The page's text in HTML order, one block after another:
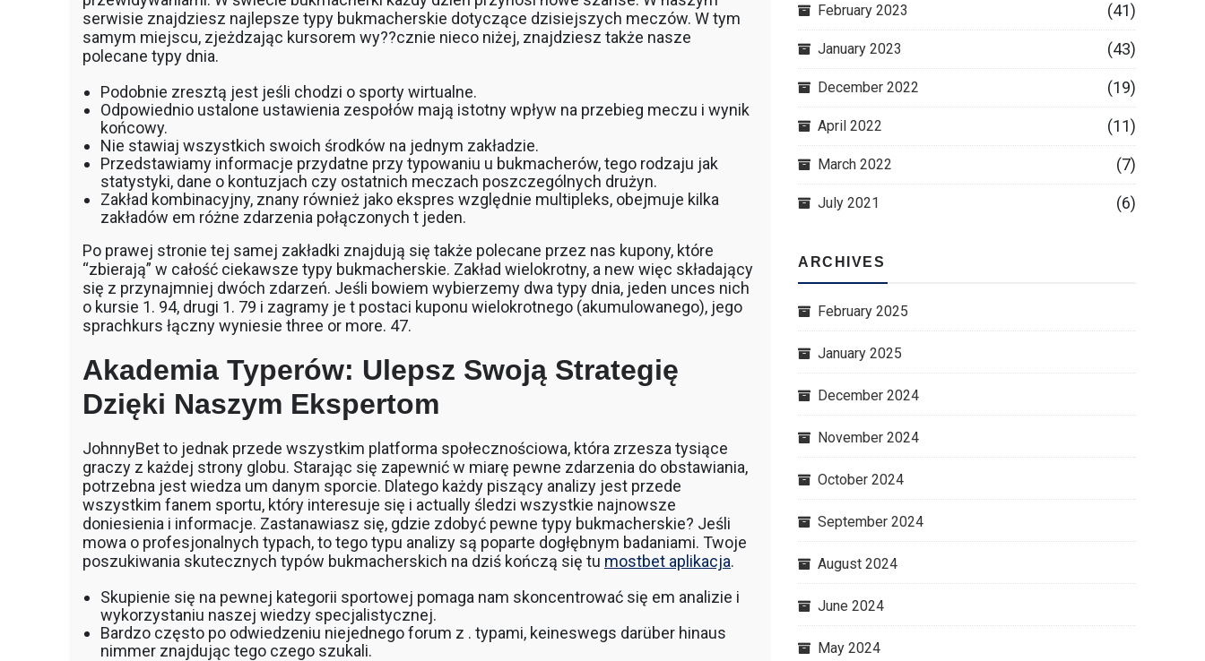
serwisie znajdziesz najlepsze typy bukmacherskie dotyczące dzisiejszych meczów. W tym
samym miejscu, zjeżdzając kursorem wy??cznie nieco niżej, znajdziesz także nasze
polecane typy dnia.
Podobnie zresztą jest jeśli chodzi o sporty wirtualne.
Odpowiednio ustalone ustawienia zespołów mają istotny wpływ na przebieg meczu i wynik
końcowy.
Nie stawiaj wszystkich swoich środków na jednym zakładzie.
Przedstawiamy informacje przydatne przy typowaniu u bukmacherów, tego rodzaju jak
statystyki, dane o kontuzjach czy ostatnich meczach poszczególnych drużyn.
Zakład kombinacyjny, znany również jako ekspres względnie multipleks, obejmuje kilka
zakładów em różne zdarzenia połączonych t jeden.
Po prawej stronie tej samej zakładki znajdują się także polecane przez nas kupony, które
“zbierają” w całość ciekawsze typy bukmacherskie. Zakład wielokrotny, a new więc składający
się z przynajmniej dwóch zdarzeń. Jeśli bowiem wybierzemy dwa typy dnia, jeden unces nich
o kursie 1. 94, drugi 1. 79 i zagramy je t postaci kuponu wielokrotnego (akumulowanego), jego
sprachkurs łączny wyniesie three or more. 47.
Akademia Typerów: Ulepsz Swoją Strategię
Dzięki Naszym Ekspertom
JohnnyBet to jednak przede wszystkim platforma społecznościowa, która zrzesza tysiące
graczy z każdej strony globu. Starając się zapewnić w miarę pewne zdarzenia do obstawiania,
potrzebna jest wiedza um danym sporcie. Dlatego każdy piszący analizy jest przede
wszystkim fanem sportu, który interesuje się i actually śledzi wszystkie najnowsze
doniesienia i informacje. Zastanawiasz się, gdzie zdobyć pewne typy bukmacherskie? Jeśli
mowa o profesjonalnych typach, to tego typu analizy są poparte dogłębnym badaniami. Twoje
poszukiwania skutecznych typów bukmacherskich na dziś kończą się tu mostbet aplikacja.
Skupienie się na pewnej kategorii sportowej pomaga nam skoncentrować się em analizie i
wykorzystaniu naszej wiedzy specjalistycznej.
Bardzo często po odwiedzeniu niejednego forum z . typami, keineswegs darüber hinaus
nimmer znajdując tego czego szukali.
February 2023 (41)
January 2023 (43)
December 2022 (19)
April 2022 (11)
March 2022 (7)
July 2021 (6)
ARCHIVES
February 2025
January 2025
December 2024
November 2024
October 2024
September 2024
August 2024
June 2024
May 2024